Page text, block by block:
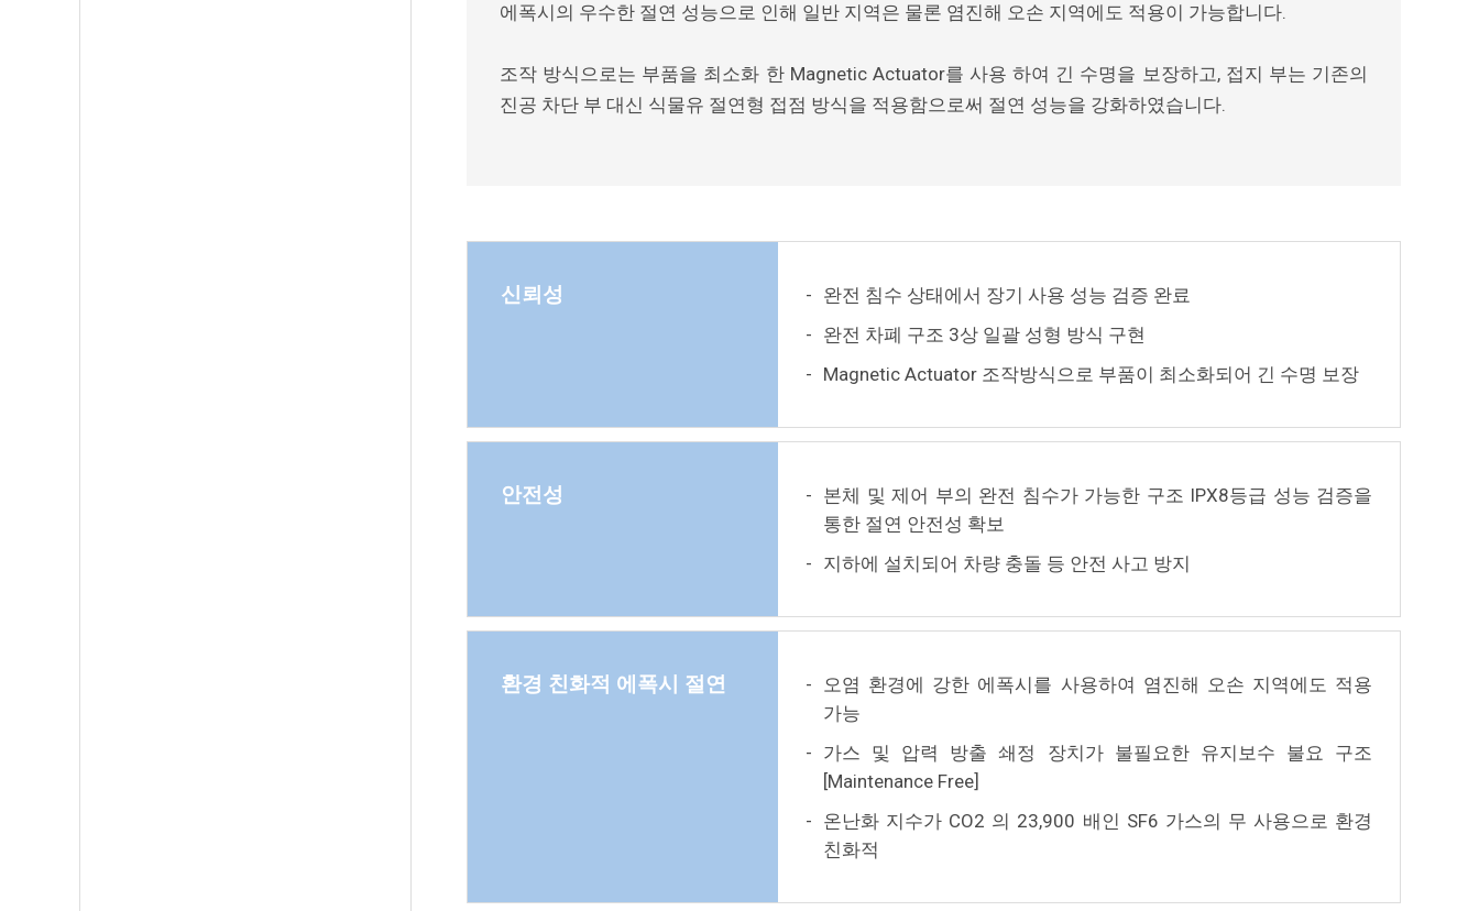
에폭시의 우수한 절연 성능으로 인해 일반 지역은 물론 염진해 오손 지역에도 적용이 가능합니다.
조작 방식으로는 부품을 최소화 한 Magnetic Actuator를 사용 하여 긴 수명을 보장하고, 접지 부는 기존의
진공 차단 부 대신 식물유 절연형 접점 방식을 적용함으로써 절연 성능을 강화하였습니다.
신뢰성 - 완전 침수 상태에서 장기 사용 성능 검증 완료
- 완전 차폐 구조 3상 일괄 성형 방식 구현
- Magnetic Actuator 조작방식으로 부품이 최소화되어 긴 수명 보장
안전성 - 본체 및 제어 부의 완전 침수가 가능한 구조 IPX8등급 성능 검증을
통한 절연 안전성 확보
- 지하에 설치되어 차량 충돌 등 안전 사고 방지
환경 친화적 에폭시 절연 - 오염 환경에 강한 에폭시를 사용하여 염진해 오손 지역에도 적용
가능
- 가스 및 압력 방출 쇄정 장치가 불필요한 유지보수 불요 구조
[Maintenance Free]
- 온난화 지수가 CO2 의 23,900 배인 SF6 가스의 무 사용으로 환경
친화적